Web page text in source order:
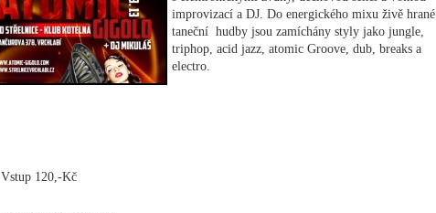
improvizací a DJ. Do energického mixu živě hrané
taneční hudby jsou zamíchány styly jako jungle,
triphop, acid jazz, atomic Groove, dub, breaks a
electro.
Vstup 120,-Kč